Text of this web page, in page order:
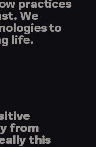
practices
We
to
life.
from
this